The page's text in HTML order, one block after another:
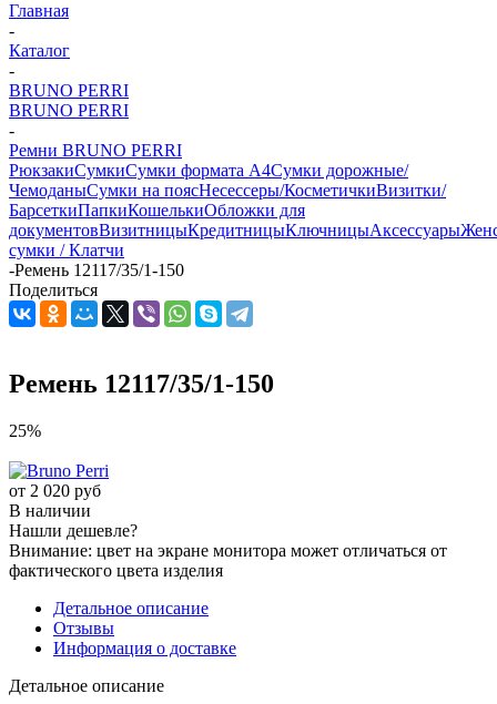
Главная
-
Каталог
-
BRUNO PERRI
BRUNO PERRI
-
Ремни BRUNO PERRI
РюкзакиСумкиСумки формата А4Сумки дорожные/
ЧемоданыСумки на поясНесессеры/КосметичкиВизитки/
БарсеткиПапкиКошелькиОбложки для
документовВизитницыКредитницыКлючницыАксессуары
сумки / Клатчи
-Ремень 12117/35/1-150
Поделиться
Ремень 12117/35/1-150
25%
от 2 020 руб
В наличии
Нашли дешевле?
Внимание: цвет на экране монитора может отличаться от
фактического цвета изделия
Детальное описание
Отзывы
Информация о доставке
Детальное описание